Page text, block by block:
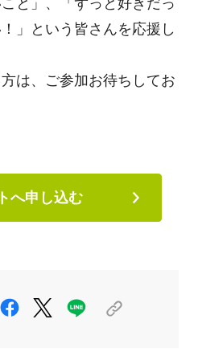
」という皆さんを応援し
は、ご参加お待ちしてお
へ申し込む